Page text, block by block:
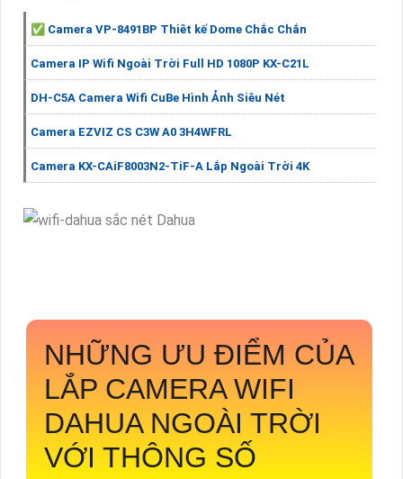
✅ Camera VP-8491BP Thiêt kế Dome Chắc Chắn
Camera IP Wifi Ngoài Trời Full HD 1080P KX-C21L
DH-C5A Camera Wifi CuBe Hình Ảnh Siêu Nét
Camera EZVIZ CS C3W A0 3H4WFRL
Camera KX-CAiF8003N2-TiF-A Lắp Ngoài Trời 4K
NHỮNG ƯU ĐIỂM CỦA
LẮP CAMERA WIFI
DAHUA NGOÀI TRỜI
VỚI THÔNG SỐ